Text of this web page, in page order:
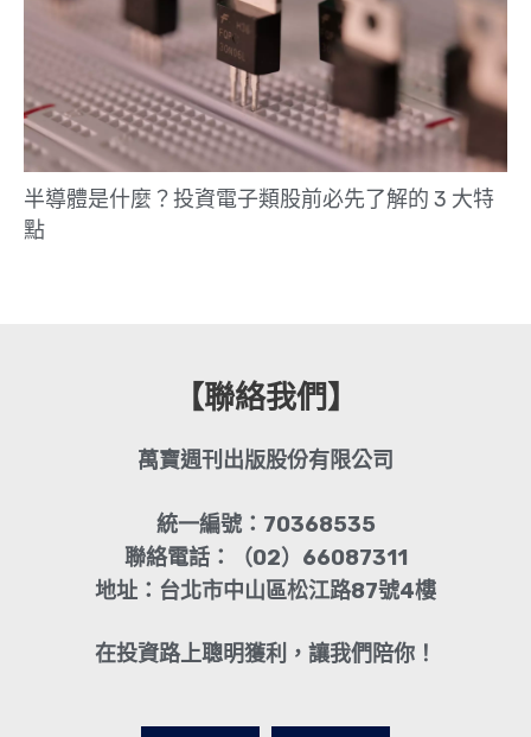
半導體是什麼？投資電子類股前必先了解的 3 大特
點
【聯絡我們】
萬寶週刊出版股份有限公司
統一編號：70368535
聯絡電話：（02）66087311
地址：台北市中山區松江路87號4樓
在投資路上聰明獲利，讓我們陪你！